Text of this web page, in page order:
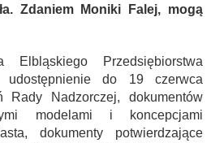
Zdaniem Moniki Falej, mogą
Elbląskiego Przedsiębiorstwa
do 19 czerwca
Rady Nadzorczej, dokumentów
modelami i koncepcjami
dokumenty potwierdzające